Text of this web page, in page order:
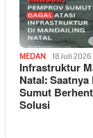
MEDAN 18 Juli 2026
Infrastruktur
Natal:
Sumut
Solusi